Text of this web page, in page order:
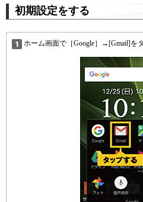
初期設定をする
ホーム画面で［Google］→[Gmail]を